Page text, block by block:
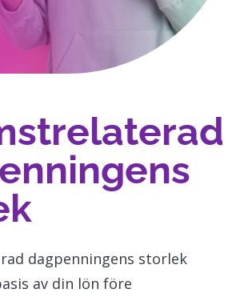
dagpenningens storlek
av din lön före